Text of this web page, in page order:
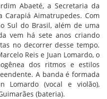
Abaeté, a Secretaria da
Aimatrupedes. Com
Sul do Brasil, além de uma
vem há sete anos criando
no decorrer desse tempo.
Reis e Juan Lomardo, o
dos ritmos e estilos
A banda é formada
Lomardo (vocal e violão),
(bateria).